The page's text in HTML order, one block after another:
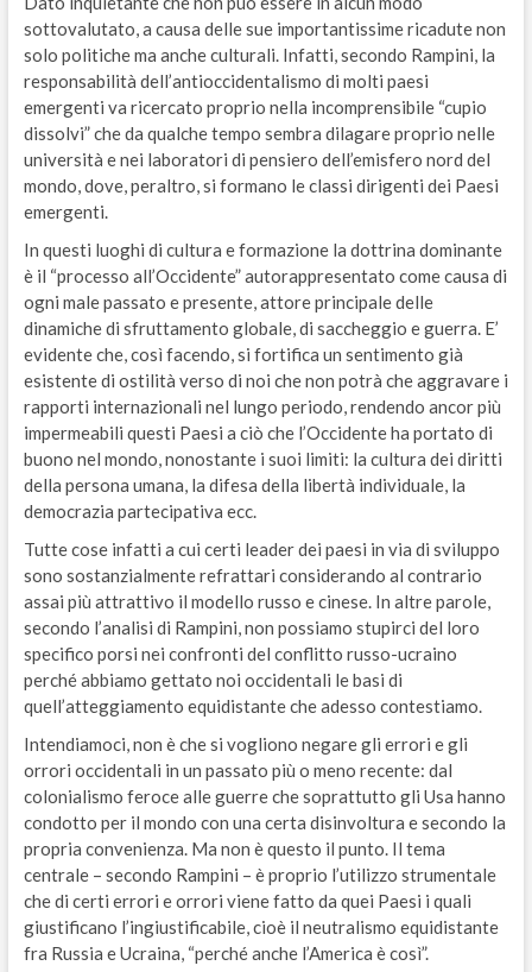
sottovalutato, a causa delle sue importantissime ricadute non
solo politiche ma anche culturali. Infatti, secondo Rampini, la
responsabilità dell’antioccidentalismo di molti paesi
emergenti va ricercato proprio nella incomprensibile “cupio
dissolvi” che da qualche tempo sembra dilagare proprio nelle
università e nei laboratori di pensiero dell’emisfero nord del
mondo, dove, peraltro, si formano le classi dirigenti dei Paesi
emergenti.
In questi luoghi di cultura e formazione la dottrina dominante
è il “processo all’Occidente” autorappresentato come causa di
ogni male passato e presente, attore principale delle
dinamiche di sfruttamento globale, di saccheggio e guerra. E’
evidente che, così facendo, si fortifica un sentimento già
esistente di ostilità verso di noi che non potrà che aggravare i
rapporti internazionali nel lungo periodo, rendendo ancor più
impermeabili questi Paesi a ciò che l’Occidente ha portato di
buono nel mondo, nonostante i suoi limiti: la cultura dei diritti
della persona umana, la difesa della libertà individuale, la
democrazia partecipativa ecc.
Tutte cose infatti a cui certi leader dei paesi in via di sviluppo
sono sostanzialmente refrattari considerando al contrario
assai più attrattivo il modello russo e cinese. In altre parole,
secondo l’analisi di Rampini, non possiamo stupirci del loro
specifico porsi nei confronti del conflitto russo-ucraino
perché abbiamo gettato noi occidentali le basi di
quell’atteggiamento equidistante che adesso contestiamo.
Intendiamoci, non è che si vogliono negare gli errori e gli
orrori occidentali in un passato più o meno recente: dal
colonialismo feroce alle guerre che soprattutto gli Usa hanno
condotto per il mondo con una certa disinvoltura e secondo la
propria convenienza. Ma non è questo il punto. Il tema
centrale – secondo Rampini – è proprio l’utilizzo strumentale
che di certi errori e orrori viene fatto da quei Paesi i quali
giustificano l’ingiustificabile, cioè il neutralismo equidistante
fra Russia e Ucraina, “perché anche l’America è così”.